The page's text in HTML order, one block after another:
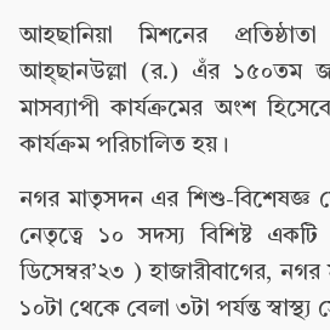
আহছানিয়া মিশনের
আহ্ছানউল্লা (র.) এঁর ১৫০তম
মাসব্যাপী কার্যক্রমের অংশ হিসেবে
কার্যক্রম পরিচালিত হয়।
নগর মাতৃসদন এর শিশু-বিশেষজ্ঞ
নেতৃত্বে ১০ সদস্য বিশিষ্ট
ডিসেম্বর’২৩ ) হাজারীবাগের,
১০টা থেকে বেলা ৩টা পর্যন্ত স্বাস্থ্য